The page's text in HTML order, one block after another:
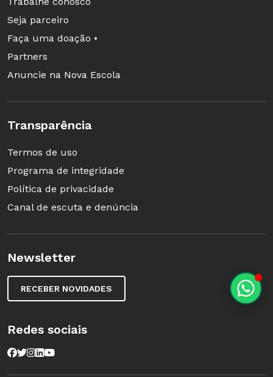
Seja parceiro
Faça uma doação •
Partners
Anuncie na Nova Escola
Transparência
Termos de uso
Programa de integridade
Política de privacidade
Canal de escuta e denúncia
Newsletter
RECEBER NOVIDADES
Redes sociais